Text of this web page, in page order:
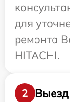
для
ремонта
HITACHI.
2 Выезд